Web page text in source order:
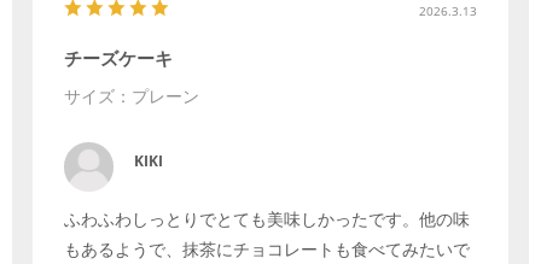
2026.3.13
チーズケーキ
サイズ：プレーン
KIKI
ふわふわしっとりでとても美味しかったです。他の味
もあるようで、抹茶にチョコレートも食べてみたいで